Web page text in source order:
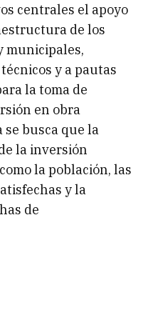
centrales el apoyo
de los
municipales,
y a pautas
la toma de
en obra
se busca que la
la inversión
la población, las
y la
de